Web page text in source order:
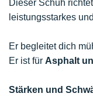
Dieser Schuh
leistungsstarkes
Er begleitet dich
Er ist für Asphalt
Stärken und